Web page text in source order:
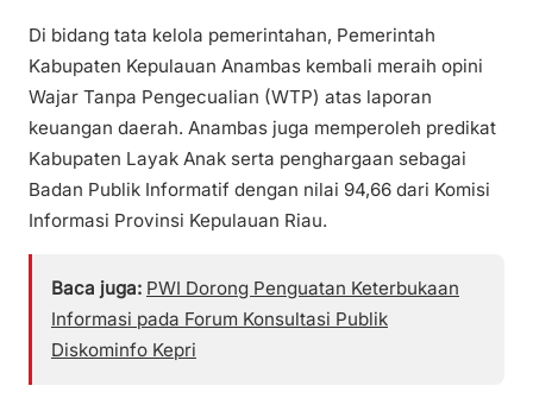
Di bidang tata kelola pemerintahan, Pemerintah
Kabupaten Kepulauan Anambas kembali meraih opini
Wajar Tanpa Pengecualian (WTP) atas laporan
keuangan daerah. Anambas juga memperoleh predikat
Kabupaten Layak Anak serta penghargaan sebagai
Badan Publik Informatif dengan nilai 94,66 dari Komisi
Informasi Provinsi Kepulauan Riau.
Baca juga: PWI Dorong Penguatan Keterbukaan
Informasi pada Forum Konsultasi Publik
Diskominfo Kepri